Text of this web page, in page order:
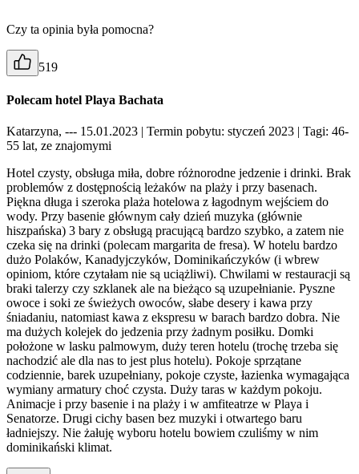
Czy ta opinia była pomocna?
519
Polecam hotel Playa Bachata
Katarzyna, --- 15.01.2023 | Termin pobytu: styczeń 2023 | Tagi: 46-
55 lat, ze znajomymi
Hotel czysty, obsługa miła, dobre różnorodne jedzenie i drinki. Brak
problemów z dostępnością leżaków na plaży i przy basenach.
Piękna długa i szeroka plaża hotelowa z łagodnym wejściem do
wody. Przy basenie głównym cały dzień muzyka (głównie
hiszpańska) 3 bary z obsługą pracującą bardzo szybko, a zatem nie
czeka się na drinki (polecam margarita de fresa). W hotelu bardzo
dużo Polaków, Kanadyjczyków, Dominikańczyków (i wbrew
opiniom, które czytałam nie są uciążliwi). Chwilami w restauracji są
braki talerzy czy szklanek ale na bieżąco są uzupełnianie. Pyszne
owoce i soki ze świeżych owoców, słabe desery i kawa przy
śniadaniu, natomiast kawa z ekspresu w barach bardzo dobra. Nie
ma dużych kolejek do jedzenia przy żadnym posiłku. Domki
położone w lasku palmowym, duży teren hotelu (trochę trzeba się
nachodzić ale dla nas to jest plus hotelu). Pokoje sprzątane
codziennie, barek uzupełniany, pokoje czyste, łazienka wymagająca
wymiany armatury choć czysta. Duży taras w każdym pokoju.
Animacje i przy basenie i na plaży i w amfiteatrze w Playa i
Senatorze. Drugi cichy basen bez muzyki i otwartego baru
ładniejszy. Nie żałuję wyboru hotelu bowiem czuliśmy w nim
dominikański klimat.